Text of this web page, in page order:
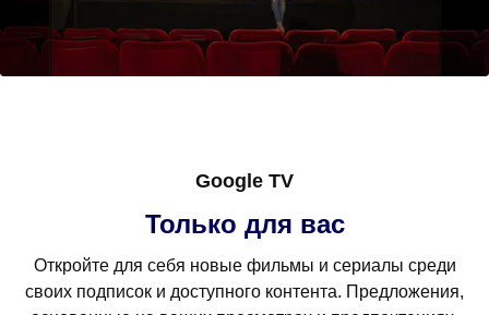
Google TV
Только для вас
Откройте для себя новые фильмы и сериалы среди
своих подписок и доступного контента. Предложения,
Ваш помощник с большим
Детский профиль
Безопасное пространство для
детей